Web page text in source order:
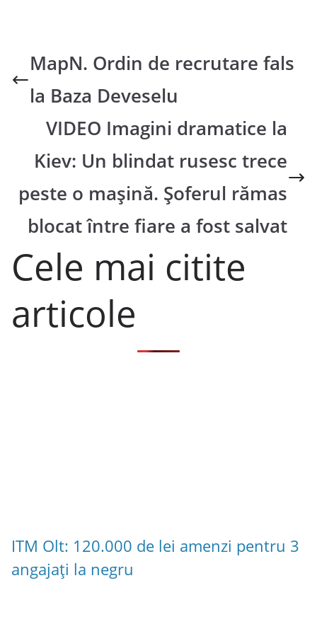
MapN. Ordin de recrutare fals
la Baza Deveselu
VIDEO Imagini dramatice la
Kiev: Un blindat rusesc trece
peste o mașină. Șoferul rămas
blocat între fiare a fost salvat
Cele mai citite
articole
ITM Olt: 120.000 de lei amenzi pentru 3
angajați la negru